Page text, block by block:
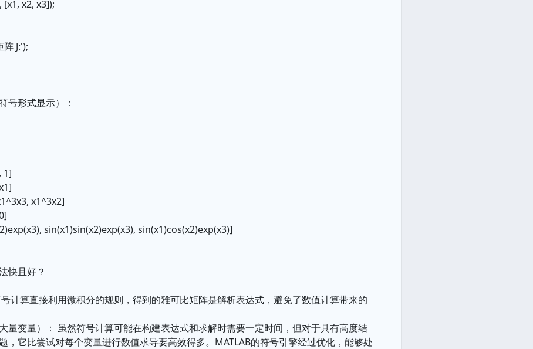
[x1, x2, x3]);
J:');
号形式显示）：
1]
x1^3x2]
sin(x1)sin(x2)exp(x3), sin(x1)cos(x2)exp(x3)]
快且好？
计算直接利用微积分的规则，得到的雅可比矩阵是解析表达式，避免了数值计算带来的
量变量）： 虽然符号计算可能在构建表达式和求解时需要一定时间，但对于具有高度结
，它比尝试对每个变量进行数值求导要高效得多。MATLAB的符号引擎经过优化，能够处